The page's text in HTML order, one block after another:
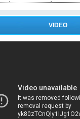
trường THPT Nghệ An
VIDEO